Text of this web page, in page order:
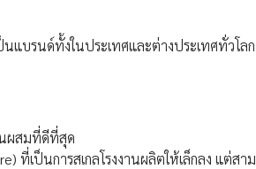
แบรนด์ทั้งในประเทศและต่างประเทศทั่วโล
นผสมที่ดีที่สุด
เป็นการสเกลโรงงานผลิตให้เล็กลง แต่สา